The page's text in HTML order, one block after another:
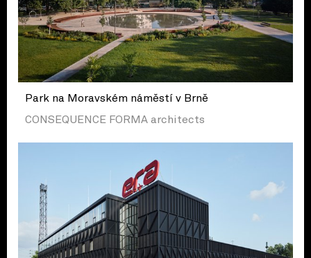
Park na Moravském náměstí v Brně
CONSEQUENCE FORMA architects